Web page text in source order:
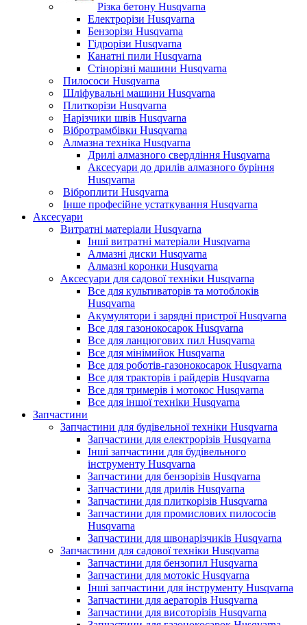
Різка бетону Husqvarna
Електрорізи Husqvarna
Бензорізи Husqvarna
Гідрорізи Husqvarna
Канатні пили Husqvarna
Стінорізні машини Husqvarna
Пилососи Husqvarna
Шліфувальні машини Husqvarna
Плиткорізи Husqvarna
Нарізчики швів Husqvarna
Вібротрамбівки Husqvarna
Алмазна техніка Husqvarna
Дрилі алмазного свердління Husqvarna
Аксесуари до дрилів алмазного буріння
Husqvarna
Віброплити Husqvarna
Інше професійне устаткування Husqvarna
Аксесуари
Витратні матеріали Husqvarna
Інші витратні матеріали Husqvarna
Алмазні диски Husqvarna
Алмазні коронки Husqvarna
Аксесуари для садової техніки Husqvarna
Все для культиваторів та мотоблоків
Husqvarna
Акумулятори і зарядні пристрої Husqvarna
Все для газонокосарок Husqvarna
Все для ланцюгових пил Husqvarna
Все для мінімийок Husqvarna
Все для роботів-газонокосарок Husqvarna
Все для тракторів і райдерів Husqvarna
Все для тримерів і мотокос Husqvarna
Все для іншої техніки Husqvarna
Запчастини
Запчастини для будівельної техніки Husqvarna
Запчастини для електрорізів Husqvarna
Інші запчастини для будівельного
інструменту Husqvarna
Запчастини для бензорізів Husqvarna
Запчастини для дрилів Husqvarna
Запчастини для плиткорізів Husqvarna
Запчастини для промислових пилососів
Husqvarna
Запчастини для швонарізчиків Husqvarna
Запчастини для садової техніки Husqvarna
Запчастини для бензопил Husqvarna
Запчастини для мотокіс Husqvarna
Інші запчастини для інструменту Husqvarna
Запчастини для аераторів Husqvarna
Запчастини для висоторізів Husqvarna